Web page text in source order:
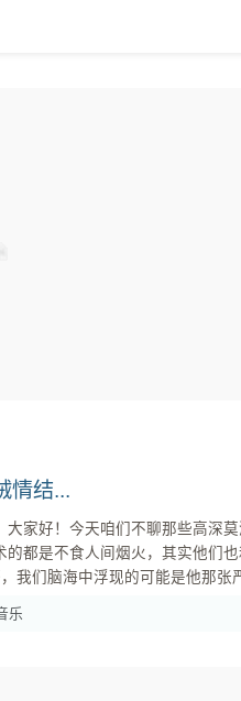
情结...
其实他们也和咱们一样，有着各种各样
贝多芬：一杯咖啡，60颗豆？强迫症般的精确！ 说起
乐